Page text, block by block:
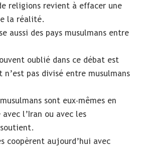
religions revient à effacer une
la réalité.
aussi des pays musulmans entre
oublié dans ce débat est
n’est pas divisé entre musulmans
sont eux-mêmes en
l’Iran ou avec les
coopèrent aujourd’hui avec